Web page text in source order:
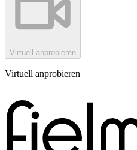
Virtuell anprobieren
Virtuell anprobieren